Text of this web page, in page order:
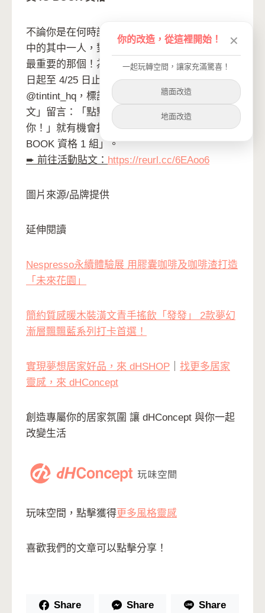
不論你是在何時認識點點印，成為 10,000 人之
中的其中一人，對點點印來說，你都是最重要、
最重要的那個！為感謝大家一路以來的陪伴，即
日起至 4/25 日止，只要追蹤點點印 IG 並
@tintint_hq，標記兩位朋友，完成後於「活動貼
文」留言：「點點印的萬粉之一，萬分感謝
你！」就有機會抽中「快拍卡免費製作」或「IG
BOOK 資格 1 組」。
➨ 前往活動貼文： https://reurl.cc/6EAoo6
圖片來源/品牌提供
延伸閱讀
Nespresso永續體驗展 用膠囊咖啡及咖啡渣打造
「未來花園」
簡約質感暖木裝潢文青手搖飲「發發」 2款夢幻
漸層飄飄藍系列打卡首選！
實現夢想居家好品，來 dHSHOP
找更多居家
靈感，來 dHConcept
創造專屬你的居家氛圍 讓 dHConcept 與你一起
改變生活
玩味空間，點擊獲得更多風格靈感
喜歡我們的文章可以點擊分享！
Share Share Share
你的改造，從這裡開始！ ✕
一起玩轉空間，讓家充滿驚喜！
牆面改造
地面改造